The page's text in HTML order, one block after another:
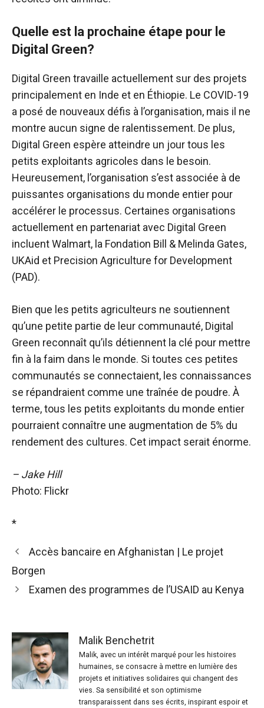
Quelle est la prochaine étape pour le
Digital Green?
Digital Green travaille actuellement sur des projets
principalement en Inde et en Éthiopie. Le COVID-19
a posé de nouveaux défis à l’organisation, mais il ne
montre aucun signe de ralentissement. De plus,
Digital Green espère atteindre un jour tous les
petits exploitants agricoles dans le besoin.
Heureusement, l’organisation s’est associée à de
puissantes organisations du monde entier pour
accélérer le processus. Certaines organisations
actuellement en partenariat avec Digital Green
incluent Walmart, la Fondation Bill & Melinda Gates,
UKAid et Precision Agriculture for Development
(PAD).
Bien que les petits agriculteurs ne soutiennent
qu’une petite partie de leur communauté, Digital
Green reconnaît qu’ils détiennent la clé pour mettre
fin à la faim dans le monde. Si toutes ces petites
communautés se connectaient, les connaissances
se répandraient comme une traînée de poudre. À
terme, tous les petits exploitants du monde entier
pourraient connaître une augmentation de 5% du
rendement des cultures. Cet impact serait énorme.
– Jake Hill
Photo: Flickr
*
Accès bancaire en Afghanistan | Le projet
Borgen
Examen des programmes de l’USAID au Kenya
Malik Benchetrit
Malik, avec un intérêt marqué pour les histoires
humaines, se consacre à mettre en lumière des
projets et initiatives solidaires qui changent des
vies. Sa sensibilité et son optimisme
transparaissent dans ses écrits, inspirant espoir et